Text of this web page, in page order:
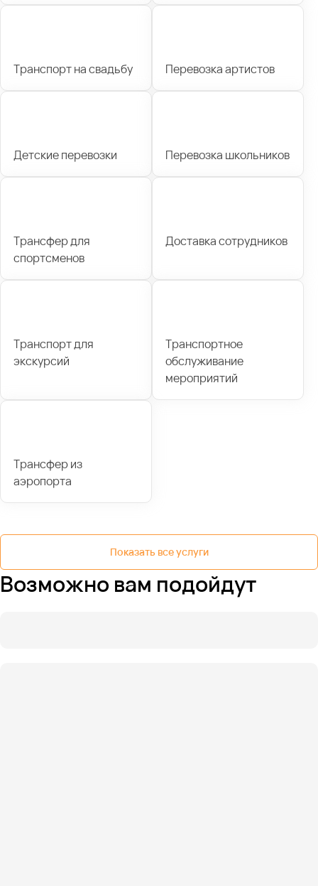
Транспорт на свадьбу Перевозка артистов
Детские перевозки Перевозка школьников
Трансфер для
спортсменов
Доставка сотрудников
Транспорт для
экскурсий
Транспортное
обслуживание
мероприятий
Трансфер из
аэропорта
Показать все услуги
Возможно вам подойдут